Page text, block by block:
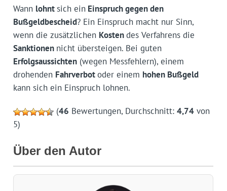
Wann lohntsich einEinspruch gegen den
Bußgeldbescheid? Ein Einspruch macht nur Sinn,
wenn die zusätzlichen Kostendes Verfahrens die
Sanktionen nicht übersteigen. Bei guten
Erfolgsaussichten(wegen Messfehlern), einem
drohenden Fahrverbotoder einem hohen Bußgeld
kann sich ein Einspruch lohnen.
(46 Bewertungen, Durchschnitt: 4,74von
5)
Über den Autor